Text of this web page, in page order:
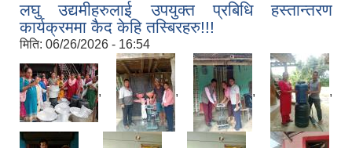
लघु उद्यमीहरुलाई उपयुक्त प्रबिधि हस्तान्तरण
कार्यक्रममा कैद केहि तस्बिरहरु!!!
मिति: 06/26/2026 - 16:54
, , , ,